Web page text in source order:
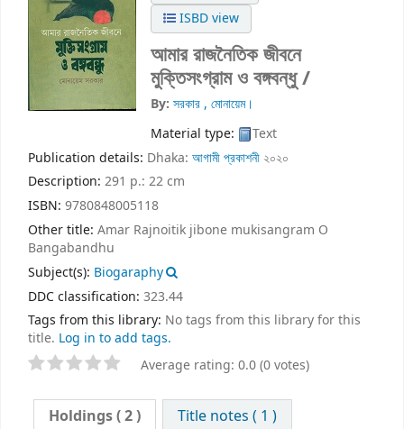
ISBD view
আমার রাজনৈতিক জীবনে
মুক্তিসংগ্রাম ও বঙ্গবন্ধু /
By: সরকার , মোনায়েম।
Material type:
Text
Publication details: Dhaka: আগামী প্রকাশনী২০২০
Description: 291 p.: 22 cm
ISBN: 9780848005118
Other title: Amar Rajnoitik jibone mukisangram O
Bangabandhu
Subject(s): Biogaraphy
DDC classification: 323.44
Tags from this library: No tags from this library for this
title. Log in to add tags.
Average rating: 0.0 (0 votes)
Holdings( 2 )
Title notes ( 1 )